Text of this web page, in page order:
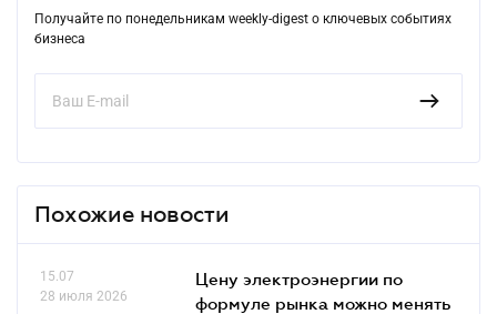
Получайте по понедельникам weekly-digest о ключевых событиях
бизнеса
Похожие новости
15.07
28 июля 2026
Цену электроэнергии по
формуле рынка можно менять